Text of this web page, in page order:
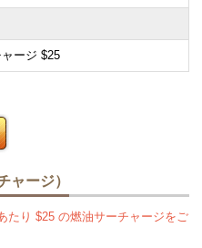
ージ $25
ャージ）
たり $25 の燃油サーチャージをご